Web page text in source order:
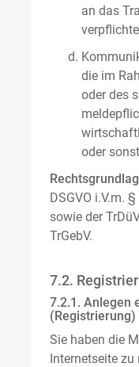
an das
die im
oder des
oder
DSGVO i.V.m.
sowie der
TrGebV.
7.2.
7.2.1. Anlegen
(Registrierung)
Sie haben die
Internetseite